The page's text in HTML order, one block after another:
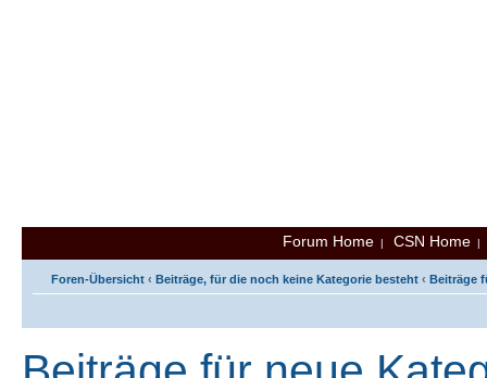
Forum Home | CSN Home
Foren-Übersicht ‹ Beiträge, für die noch keine Kategorie besteht ‹ Beiträge